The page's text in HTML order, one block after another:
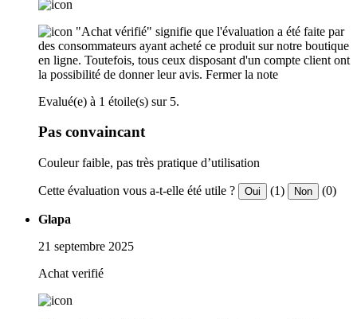
"Achat vérifié" signifie que l'évaluation a été faite par
des consommateurs ayant acheté ce produit sur notre boutique
en ligne. Toutefois, tous ceux disposant d'un compte client ont
la possibilité de donner leur avis. Fermer la note
Evalué(e) à 1 étoile(s) sur 5.
Pas convaincant
Couleur faible, pas très pratique d’utilisation
Cette évaluation vous a-t-elle été utile ? Oui (1) Non (0)
Glapa
21 septembre 2025
Achat verifié